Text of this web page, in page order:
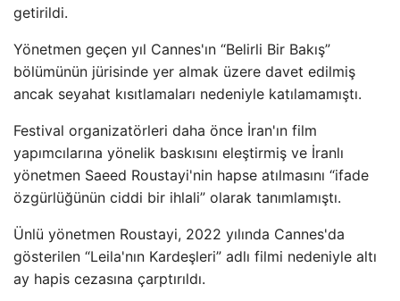
getirildi.
Yönetmen geçen yıl Cannes'ın “Belirli Bir Bakış”
bölümünün jürisinde yer almak üzere davet edilmiş
ancak seyahat kısıtlamaları nedeniyle katılamamıştı.
Festival organizatörleri daha önce İran'ın film
yapımcılarına yönelik baskısını eleştirmiş ve İranlı
yönetmen Saeed Roustayi'nin hapse atılmasını “ifade
özgürlüğünün ciddi bir ihlali” olarak tanımlamıştı.
Ünlü yönetmen Roustayi, 2022 yılında Cannes'da
gösterilen “Leila'nın Kardeşleri” adlı filmi nedeniyle altı
ay hapis cezasına çarptırıldı.